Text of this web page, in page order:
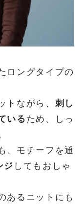
ロングタイプの
トながら、 刺し
いる ため、しっ
、モチーフを通
ジ してもおしゃ
あるニットにも